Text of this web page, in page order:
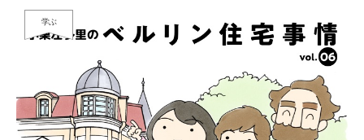
学ぶ